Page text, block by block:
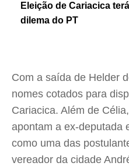
Eleição de Cariacica
dilema do PT
Com a saída de Helder
nomes cotados para
Cariacica. Além de
apontam a ex-deputada
como uma das
vereador da cidade